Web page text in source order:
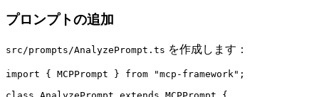
プロンプトの追加
src/prompts/AnalyzePrompt.ts を作成します：
import { MCPPrompt } from "mcp-framework";